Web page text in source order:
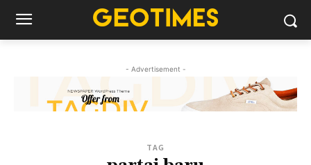
- Advertisement -
TAG